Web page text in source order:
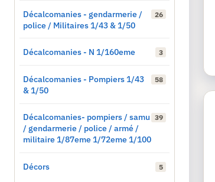
Décalcomanies - gendarmerie /
police / Militaires 1/43 & 1/50
26
Décalcomanies - N 1/160eme 3
Décalcomanies - Pompiers 1/43
& 1/50
58
Décalcomanies- pompiers / samu
/ gendarmerie / police / armé /
militaire 1/87eme 1/72eme 1/100
39
Décors 5